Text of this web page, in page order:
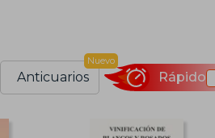
Anticuarios
Nuevo
Rápido